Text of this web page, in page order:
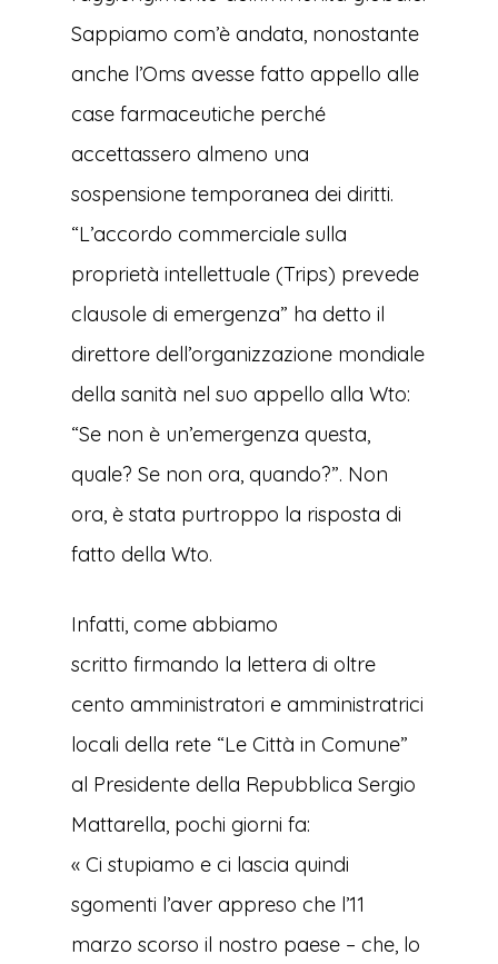
Sappiamo com’è andata, nonostante
anche l’Oms avesse fatto appello alle
case farmaceutiche perché
accettassero almeno una
sospensione temporanea dei diritti.
“L’accordo commerciale sulla
proprietà intellettuale (Trips) prevede
clausole di emergenza” ha detto il
direttore dell’organizzazione mondiale
della sanità nel suo appello alla Wto:
“Se non è un’emergenza questa,
quale? Se non ora, quando?”. Non
ora, è stata purtroppo la risposta di
fatto della Wto.
Infatti, come abbiamo
scritto firmando la lettera di oltre
cento amministratori e amministratrici
locali della rete “Le Città in Comune”
al Presidente della Repubblica Sergio
Mattarella, pochi giorni fa:
« Ci stupiamo e ci lascia quindi
sgomenti l’aver appreso che l’11
marzo scorso il nostro paese – che, lo